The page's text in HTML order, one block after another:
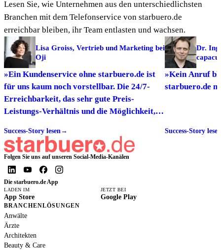
Lesen Sie, wie Unternehmen aus den unterschiedlichsten
Branchen mit dem Telefonservice von starbuero.de
erreichbar bleiben, ihr Team entlasten und wachsen.
Lisa Groiss, Vertrieb und Marketing bei
Oji
»Ein Kundenservice ohne starbuero.de ist
für uns kaum noch vorstellbar. Die 24/7-
Erreichbarkeit, das sehr gute Preis-
Leistungs-Verhältnis und die Möglichkeit,
hinterlegen, sind für uns entscheidende
Vorteile.«
Success-Story lesen→
Dr.
»Kein Anruf
starbuero.de
Success-Story
Folgen Sie uns auf unseren Social-Media-Kanälen
Die starbuero.de App
LADEN IM
App Store
JETZT BEI
Google Play
BRANCHENLÖSUNGEN
Anwälte
Ärzte
Architekten
Beauty & Care